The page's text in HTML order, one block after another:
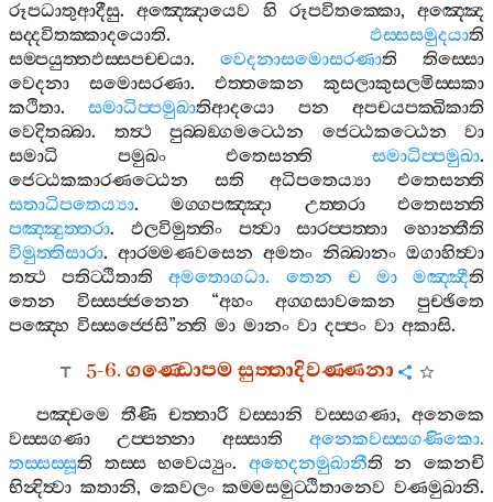
රූපධාතුආදීසු.අඤ‍්ඤොයෙව හි රූපවිතක‍්කො, අඤ‍්ඤෙ
සද‍්දවිතක‍්කාදයොති. ඵස‍්සසමුදයාති
සම‍්පයුත‍්තඵස‍්සපච‍්චයා. වෙදනාසමොසරණාති
තිස‍්සො
වෙදනා
සමොසරණා. එත‍්තකෙන
කුසලාකුසලමිස‍්සකා
කථිතා.සමාධිප‍්පමුඛාතිආදයො පන
අපචයපක‍්ඛිකාති
වෙදිතබ‍්බා. තත්‍ථ පුබ‍්බඞ‍්ගමට‍්ඨෙන ජෙට‍්ඨකට‍්ඨෙන
වා
සමාධි
පමුඛං එතෙසන‍්ති සමාධිප‍්පමුඛා.
ජෙට‍්ඨකකාරණට‍්ඨෙන
සති අධිපතෙය්‍යා
එතෙසන‍්ති
සතාධිපතෙය්‍යා.මග‍්ගපඤ‍්ඤා උත‍්තරා
එතෙසන‍්ති
පඤ‍්ඤුත‍්තරා. ඵලවිමුත‍්තිං පත්‍වා සාරප‍්පත‍්තා
හොන‍්තීති
විමුත‍්තිසාරා. ආරම‍්මණවසෙන අමතං නිබ‍්බානං ඔගාහිත්‍වා
තත්‍ථ
පතිට‍්ඨිතාති අමතොගධා. තෙන ච මා මඤ‍්ඤීති
තෙන
විස‍්සජ‍්ජනෙන “අහං අග‍්ගසාවකෙන
පුච‍්ඡිතෙ
පඤ‍්හෙ විස‍්සජ‍්ජෙසි”න‍්ති මා මානං වා දප‍්පං වා අකාසි.
5-6.ගණ‍්ඩොපමසුත‍්තාදිවණ‍්ණනා
පඤ‍්චමෙ තීණි චත‍්තාරි වස‍්සානි වස‍්සගණා,අනෙකෙ
වස‍්සගණා
උප‍්පන‍්නා අස‍්සාති අනෙකවස‍්සගණිකො.
තස‍්සස‍්සූති තස‍්ස භවෙය්‍යුං. අභෙදනමුඛානීති න
කෙනචි
භින්‍දිත්‍වා කතානි, කෙවලං කම‍්මසමුට‍්ඨිතානෙව වණමුඛානි.